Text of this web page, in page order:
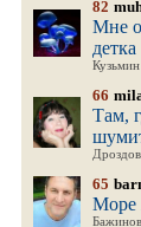
82
Мне
детка
66
Там,
65
Море